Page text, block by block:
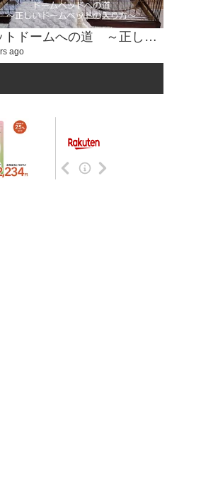
ペットドームへの道 ～正しいドームベッドの入り方～
ago